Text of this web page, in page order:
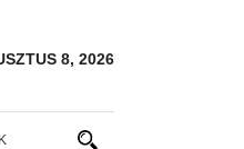
8, 2026